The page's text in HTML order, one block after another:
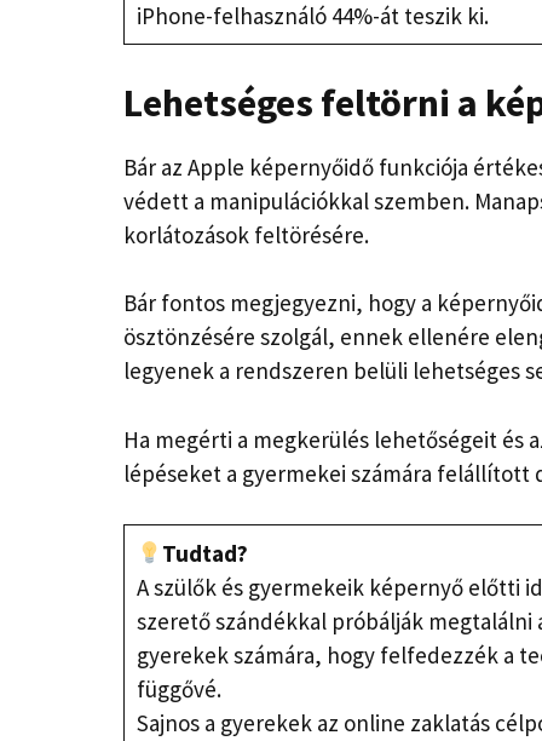
iPhone-felhasználó 44%-át teszik ki.
Lehetséges feltörni a
Bár az Apple képernyőidő funkciója
védett a manipulációkkal szemben.
korlátozások feltörésére.
Bár fontos megjegyezni, hogy a
ösztönzésére szolgál, ennek ellenére
legyenek a rendszeren belüli lehetséges
Ha megérti a megkerülés lehetőségeit és
lépéseket a gyermekei számára
Tudtad?
A szülők és gyermekeik képernyő előtti
szerető szándékkal próbálják
gyerekek számára, hogy felfedezzék a
függővé.
Sajnos a gyerekek az online zaklatás